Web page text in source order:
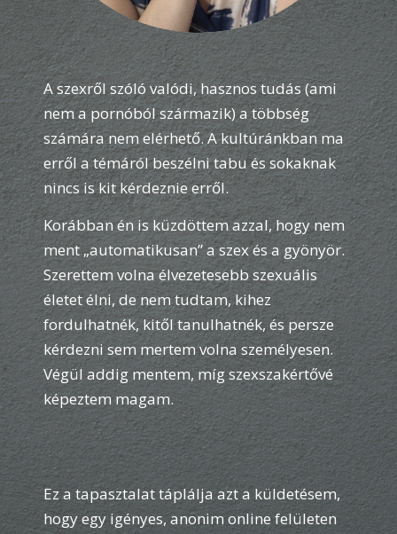
A szexről szóló valódi, hasznos tudás (ami
nem a pornóból származik) a többség
számára nem elérhető. A kultúránkban ma
erről a témáról beszélni tabu és sokaknak
nincs is kit kérdeznie erről.
Korábban én is küzdöttem azzal, hogy nem
ment „automatikusan” a szex és a gyönyör.
Szerettem volna élvezetesebb szexuális
életet élni, de nem tudtam, kihez
fordulhatnék, kitől tanulhatnék, és persze
kérdezni sem mertem volna személyesen.
Végül addig mentem, míg szexszakértővé
képeztem magam.
Ez a tapasztalat táplálja azt a küldetésem,
hogy egy igényes, anonim online felületen